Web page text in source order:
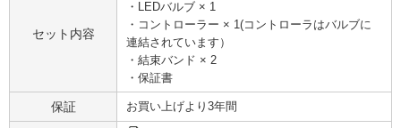
セット内容
・LEDバルブ × 1
・コントローラー × 1(コントローラはバルブに
連結されています）
・結束バンド × 2
・保証書
保証 お買い上げより3年間